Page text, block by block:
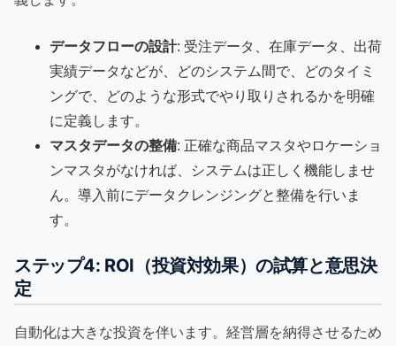
データフローの設計: 受注データ、在庫データ、出荷
実績データなどが、どのシステム間で、どのタイミ
ングで、どのような形式でやり取りされるかを明確
に定義します。
マスタデータの整備: 正確な商品マスタやロケーショ
ンマスタがなければ、システムは正しく機能しませ
ん。導入前にデータクレンジングと整備を行いま
す。
ステップ4: ROI（投資対効果）の試算と意思決
定
自動化は大きな投資を伴います。経営層を納得させるため